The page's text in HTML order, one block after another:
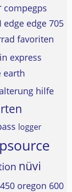
compegps
edge edge 705
favoriten
express
earth
hilfe
logger
nüvi
oregon 600